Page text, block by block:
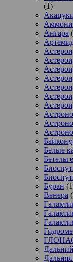
(1)
Акацуки
Ангара
Белые
Буран
Венера
Дальняя